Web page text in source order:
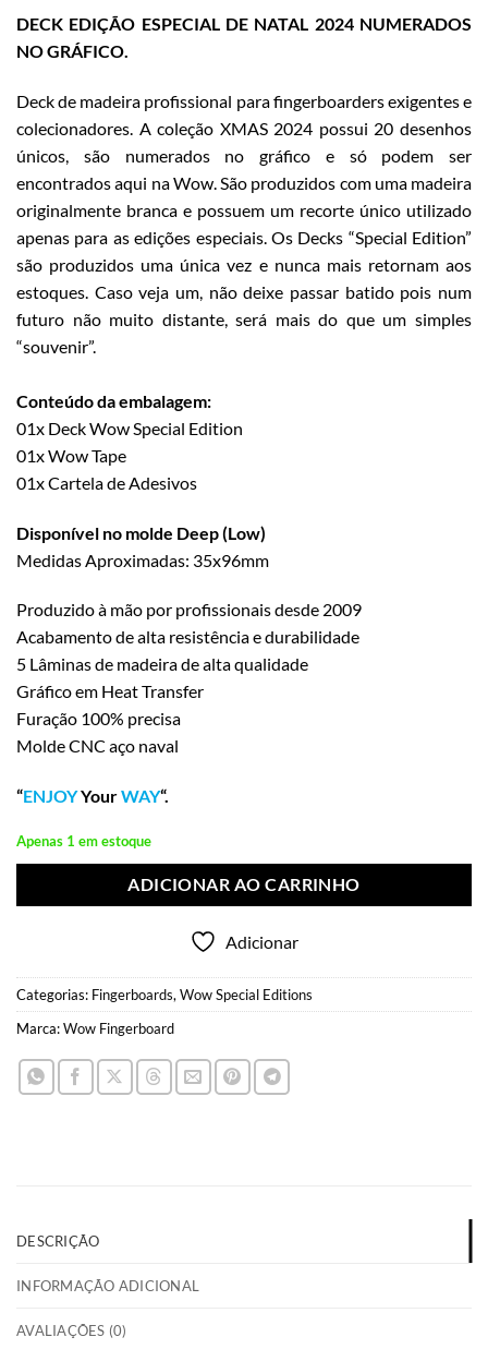
DECK EDIÇÃO ESPECIAL DE NATAL 2024 NUMERADOS
NO GRÁFICO.
Deck de madeira profissional para fingerboarders exigentes e
colecionadores. A coleção XMAS 2024 possui 20 desenhos
únicos, são numerados no gráfico e só podem ser
encontrados aqui na Wow. São produzidos com uma madeira
originalmente branca e possuem um recorte único utilizado
apenas para as edições especiais. Os Decks “Special Edition”
são produzidos uma única vez e nunca mais retornam aos
estoques. Caso veja um, não deixe passar batido pois num
futuro não muito distante, será mais do que um simples
“souvenir”.
Conteúdo da embalagem:
01x Deck Wow Special Edition
01x Wow Tape
01x Cartela de Adesivos
Disponível no molde Deep (Low)
Medidas Aproximadas: 35x96mm
Produzido à mão por profissionais desde 2009
Acabamento de alta resistência e durabilidade
5 Lâminas de madeira de alta qualidade
Gráfico em Heat Transfer
Furação 100% precisa
Molde CNC aço naval
“ENJOYYourWAY“.
Apenas 1 em estoque
ADICIONAR AO CARRINHO
Adicionar
Categorias: Fingerboards,Wow Special Editions
Marca:Wow Fingerboard
DESCRIÇÃO
INFORMAÇÃO ADICIONAL
AVALIAÇÕES (0)